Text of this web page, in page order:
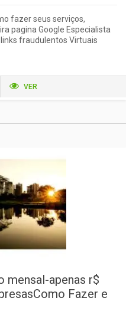
fazer seus serviços,
pagina Google Especialista
fraudulentos Virtuais
VER
mensal-apenas r$
Fazer e